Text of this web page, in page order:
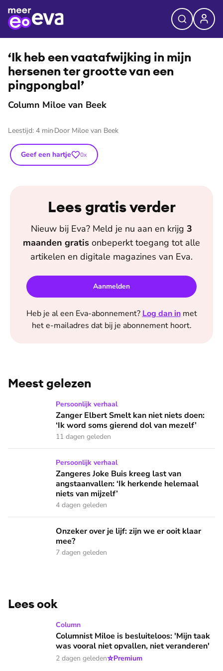
⭐Premium
Milou van der Will
‘Ik heb een vaat­af­wij­king in mijn
hersenen ter grootte van een
pingpongbal’
Column Miloe van Beek
Leestijd: 4 min Door Miloe van Beek
Geef een hartje 0x
Lees gratis verder
Nieuw bij Eva? Meld je nu aan en krijg 3
maanden gratis onbeperkt toegang tot alle
artikelen en digitale magazines van Eva.
Aanmelden
Heb je al een Eva-abonnement? Log dan in met
het e-mailadres dat bij je abonnement hoort.
Meest gelezen
Zanger Elbert Smelt kan niet niets doen: ‘Ik word soms
Persoonlijk verhaal
Zanger Elbert Smelt kan niet niets doen:
‘Ik word soms gierend dol van mezelf’
11 dagen geleden
Zangeres Joke Buis kreeg last van angstaanvallen: ‘Ik
Persoonlijk verhaal
Zangeres Joke Buis kreeg last van
angstaanvallen: ‘Ik herkende helemaal
niets van mijzelf’
4 dagen geleden
Onzeker over je lijf: zijn we er ooit klaar mee?
Onzeker over je lijf: zijn we er ooit klaar
mee?
7 dagen geleden
Lees ook
Columnist Miloe is besluiteloos: 'Mijn taak was vooral niet
Column
Columnist Miloe is besluiteloos: 'Mijn taak
was vooral niet opvallen, niet veranderen'
2 dagen geleden⭐Premium